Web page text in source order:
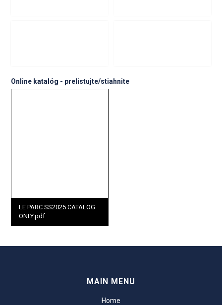
Online katalóg - prelistujte/stiahnite
LE PARC SS2025 CATALOG
ONLY.pdf
MAIN MENU
Home